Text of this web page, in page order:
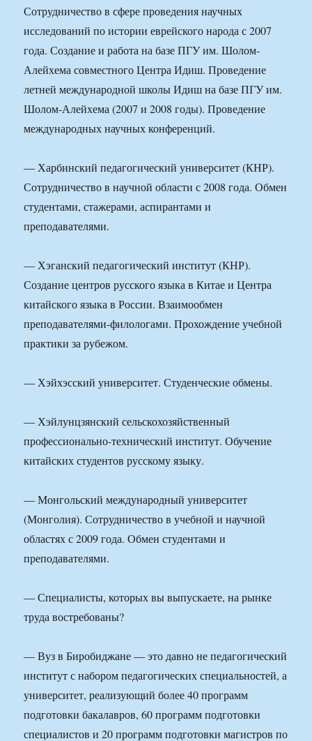
Сотрудничество в сфере проведения научных
исследований по истории еврейского народа с 2007
года. Создание и работа на базе ПГУ им. Шолом-
Алейхема совместного Центра Идиш. Проведение
летней международной школы Идиш на базе ПГУ им.
Шолом-Алейхема (2007 и 2008 годы). Проведение
международных научных конференций.
— Харбинский педагогический университет (КНР).
Сотрудничество в научной области с 2008 года. Обмен
студентами, стажерами, аспирантами и
преподавателями.
— Хэганский педагогический институт (КНР).
Создание центров русского языка в Китае и Центра
китайского языка в России. Взаимообмен
преподавателями-филологами. Прохождение учебной
практики за рубежом.
— Хэйхэсский университет. Студенческие обмены.
— Хэйлунцзянский сельскохозяйственный
профессионально-технический институт. Обучение
китайских студентов русскому языку.
— Монгольский международный университет
(Монголия). Сотрудничество в учебной и научной
областях с 2009 года. Обмен студентами и
преподавателями.
— Специалисты, которых вы выпускаете, на рынке
труда востребованы?
— Вуз в Биробиджане — это давно не педагогический
институт с набором педагогических специальностей, а
университет, реализующий более 40 программ
подготовки бакалавров, 60 программ подготовки
специалистов и 20 программ подготовки магистров по